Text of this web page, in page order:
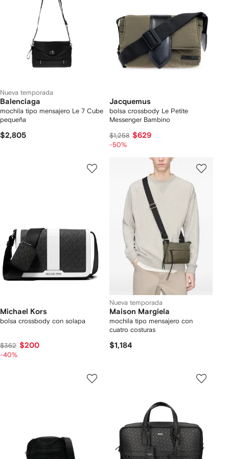
Nueva temporada
Balenciaga
mochila tipo mensajero Le 7 Cube
pequeña
$2,805
Jacquemus
bolsa crossbody Le Petite
Messenger Bambino
$1,258 $629
-50%
Michael Kors
bolsa crossbody con solapa
$362 $200
-40%
Nueva temporada
Maison Margiela
mochila tipo mensajero con
cuatro costuras
$1,184